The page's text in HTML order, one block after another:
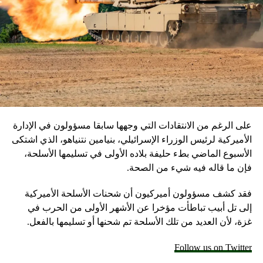
على الرغم من الانتقادات التي وجهها سابقا مسؤولون في الإدارة
الأميركية لرئيس الوزراء الإسرائيلي، بنيامين نتنياهو، الذي اشتكى
الأسبوع الماضي بطء حليفة بلاده الأولى في تسليمها الأسلحة،
فإن ما قاله فيه شيء من الصحة.
فقد كشف مسؤولون أميركيون أن شحنات الأسلحة الأميركية
إلى تل أبيب تباطأت مؤخرا عن الأشهر الأولى من الحرب في
غزة، لأن العديد من تلك الأسلحة تم شحنها أو تسليمها بالفعل.
Follow us on Twitter